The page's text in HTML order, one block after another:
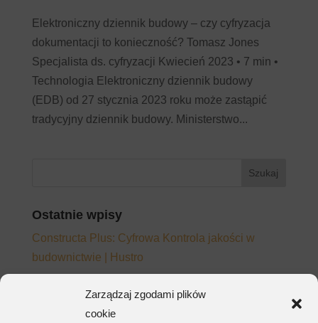
Zarządzaj zgodami plików
cookie
Elektroniczny dziennik budowy – czy cyfryzacja
dokumentacji to konieczność? Tomasz Jones
Specjalista ds. cyfryzacji Kwiecień 2023 • 7 min •
Technologia Elektroniczny dziennik budowy
(EDB) od 27 stycznia 2023 roku może zastąpić
tradycyjny dziennik budowy. Ministerstwo...
Ostatnie wpisy
Constructa Plus: Cyfrowa Kontrola jakości w
budownictwie | Hustro
wracają do e-maila mimo wdrożonego systemu